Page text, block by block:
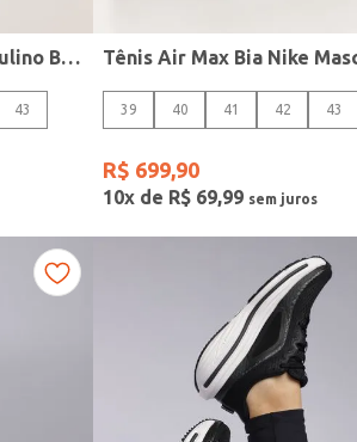
Tênis Air Max Bia Nike Masculino BRANCO/PRETO
43 39 40 41 42 43
R$ 699,90
10x de R$ 69,99